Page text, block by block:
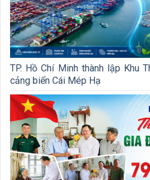
TP. Hồ Chí Minh thành lập Khu
cảng biển Cái Mép Hạ